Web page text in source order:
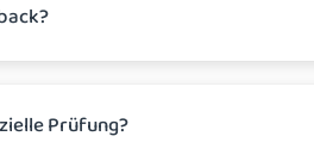
Prüfung?